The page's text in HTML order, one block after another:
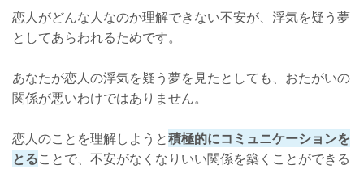
恋人がどんな人なのか理解できない不安が、浮気を疑う夢
としてあらわれるためです。
あなたが恋人の浮気を疑う夢を見たとしても、おたがいの
関係が悪いわけではありません。
恋人のことを理解しようと積極的にコミュニケーションを
とることで、不安がなくなりいい関係を築くことができる